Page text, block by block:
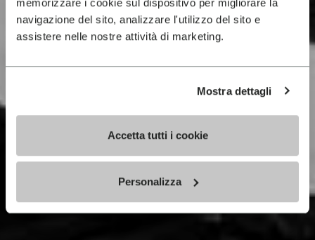
memorizzare i cookie sul dispositivo per migliorare la
navigazione del sito, analizzare l'utilizzo del sito e
assistere nelle nostre attività di marketing.
Mostra dettagli
Accetta tutti i cookie
Personalizza